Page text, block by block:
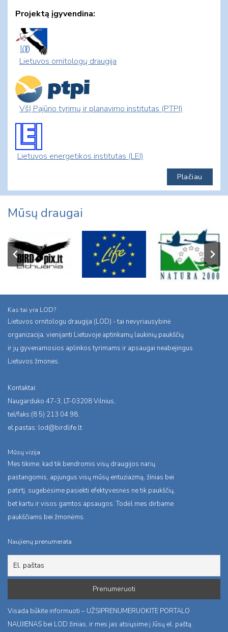
Projektą įgyvendina:
Lietuvos ornitologų draugija
VšĮ Pajūrio tyrimų ir planavimo institutas (PTPI)
Lietuvos energetikos institutas (LEI)
Plačiau
Mūsų draugai
Kas tai yra LOD?
Lietuvos ornitologu draugija (LOD) - tai nevyriausybinė
organizacija, vienijanti Lietuvoje aptinkamų laukinių paukščių
ir jų gyvenamosios aplinkos tyrimams ir apsaugai neabejingus
Lietuvos žmones.
Kontaktai:
Naugarduko 47-3, LT-03208 Vilnius,
tel/faks:(8 5) 213 04 98,
el.pastas: lod@birdlife.lt
Mūsų vizija
Mes tikime, kad tik bendromis visų draugijos narių
pastangomis, apjungus visų mūsų entuziazmą, žinias bei
patirtį, sugebėsime pasiekti efektyvesnės ne tik paukščių,
bet kartu ir visos gamtos apsaugos. Todėl mes dirbame
paukščiams bei žmonėms.
Naujienų prenumerata
Visada būkite informuoti – UŽSIPRENUMERUOKITE PORTALO
NAUJIENAS bei LOD žinias, ir mes jas atsiųsime į Jūsų el. paštą.